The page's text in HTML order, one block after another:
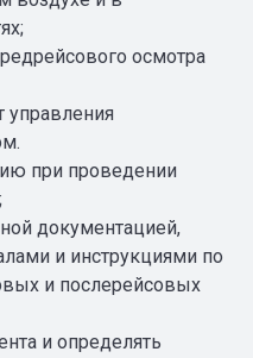
осмотра
управления
при проведении
документацией,
и инструкциями по
и послерейсовых
и определять